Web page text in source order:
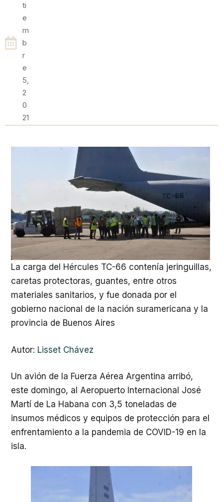
Ti
E
M
B
R
E
5,
2
0
21
La carga del Hércules TC-66 contenía jeringuillas,
caretas protectoras, guantes, entre otros
materiales sanitarios, y fue donada por el
gobierno nacional de la nación suramericana y la
provincia de Buenos Aires
Autor: Lisset Chávez
Un avión de la Fuerza Aérea Argentina arribó,
este domingo, al Aeropuerto Internacional José
Martí de La Habana con 3,5 toneladas de
insumos médicos y equipos de protección para el
enfrentamiento a la pandemia de COVID-19 en la
isla.